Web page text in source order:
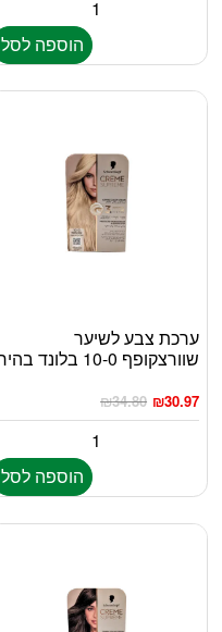
הוספה לסל
ערכת צבע לשיער
שוורצקופף 10-0 בלונד בהיר
₪34.80 ₪30.97
הוספה לסל